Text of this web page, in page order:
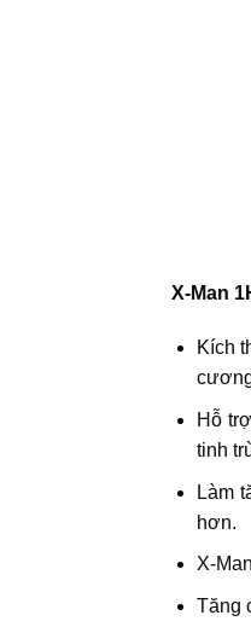
X-Man
Kích
Hỗ
tinh
Làm
hơn.
X-
Tăng